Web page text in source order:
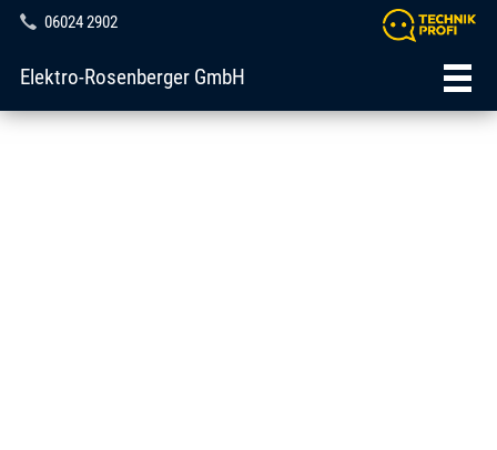
06024 2902
Elektro-Rosenberger GmbH